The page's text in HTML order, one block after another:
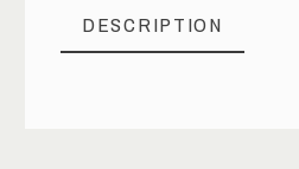
DESCRIPTION